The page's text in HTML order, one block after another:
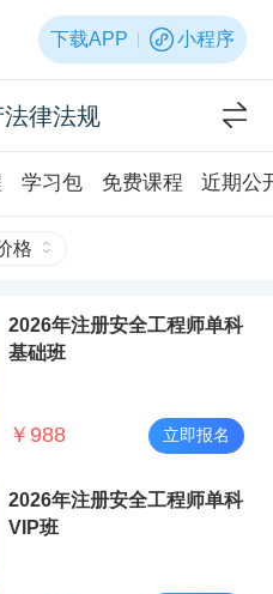
下载APP 小程序
律法规
学习包 免费课程 近期公
格
2026年注册安全工程师单科
基础班
￥ 988 立即报名
2026年注册安全工程师单科
VIP班